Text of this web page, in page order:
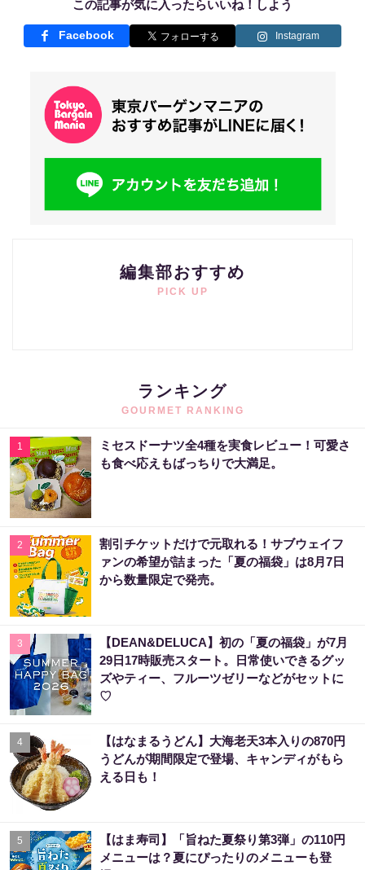
この記事が気に入ったらいいね！しよう
Facebook Instagram
編集部おすすめ
PICK UP
ランキング
GOURMET RANKING
1
ミセスドーナツ全4種を実食レビュー！可愛さ
も食べ応えもばっちりで大満足。
2
割引チケットだけで元取れる！サブウェイフ
ァンの希望が詰まった「夏の福袋」は8月7日
から数量限定で発売。
3
【DEAN&DELUCA】初の「夏の福袋」が7月
29日17時販売スタート。日常使いできるグッ
ズやティー、フルーツゼリーなどがセットに
♡
4
【はなまるうどん】大海老天3本入りの870円
うどんが期間限定で登場、キャンディがもら
える日も！
5
【はま寿司】「旨ねた夏祭り第3弾」の110円
メニューは？夏にぴったりのメニューも登